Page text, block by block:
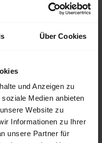
Über Cookies
und Anzeigen zu
Medien anbieten
Website zu
Informationen zu Ihrer
unsere Partner für
GmbH